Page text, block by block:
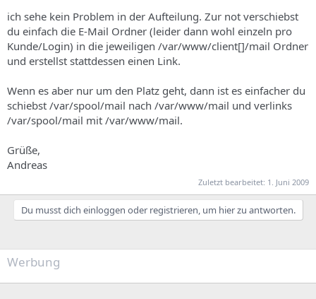
ich sehe kein Problem in der Aufteilung. Zur not verschiebst
du einfach die E-Mail Ordner (leider dann wohl einzeln pro
Kunde/Login) in die jeweiligen /var/www/client[]/mail Ordner
und erstellst stattdessen einen Link.
Wenn es aber nur um den Platz geht, dann ist es einfacher du
schiebst /var/spool/mail nach /var/www/mail und verlinks
/var/spool/mail mit /var/www/mail.
Grüße,
Andreas
Zuletzt bearbeitet: 1. Juni 2009
Du musst dich einloggen oder registrieren, um hier zu antworten.
Werbung